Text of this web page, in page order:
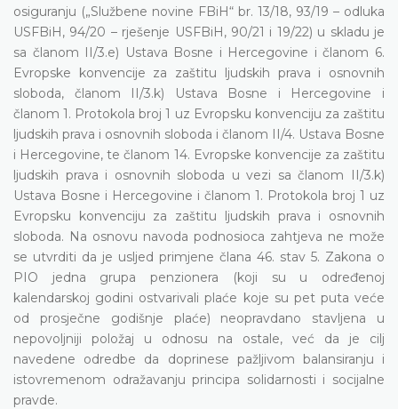
osiguranju („Službene novine FBiH“ br. 13/18, 93/19 – odluka
USFBiH, 94/20 – rješenje USFBiH, 90/21 i 19/22) u skladu je
sa članom II/3.e) Ustava Bosne i Hercegovine i članom 6.
Evropske konvencije za zaštitu ljudskih prava i osnovnih
sloboda, članom II/3.k) Ustava Bosne i Hercegovine i
članom 1. Protokola broj 1 uz Evropsku konvenciju za zaštitu
ljudskih prava i osnovnih sloboda i članom II/4. Ustava Bosne
i Hercegovine, te članom 14. Evropske konvencije za zaštitu
ljudskih prava i osnovnih sloboda u vezi sa članom II/3.k)
Ustava Bosne i Hercegovine i članom 1. Protokola broj 1 uz
Evropsku konvenciju za zaštitu ljudskih prava i osnovnih
sloboda. Na osnovu navoda podnosioca zahtjeva ne može
se utvrditi da je usljed primjene člana 46. stav 5. Zakona o
PIO jedna grupa penzionera (koji su u određenoj
kalendarskoj godini ostvarivali plaće koje su pet puta veće
od prosječne godišnje plaće) neopravdano stavljena u
nepovoljniji položaj u odnosu na ostale, već da je cilj
navedene odredbe da doprinese pažljivom balansiranju i
istovremenom odražavanju principa solidarnosti i socijalne
pravde.